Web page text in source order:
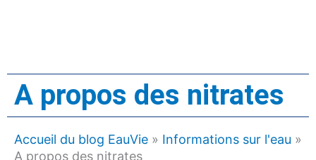
A propos des nitrates
Accueil du blog EauVie» Informations sur l'eau »
A propos des nitrates